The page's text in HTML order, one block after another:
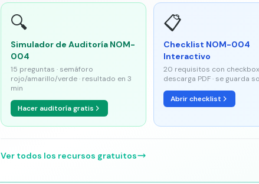
🔍
Simulador de Auditoría NOM-
004
15 preguntas · semáforo
rojo/amarillo/verde · resultado en 3
min
Hacer auditoría gratis
📋
Checklist NOM-004
Interactivo
20 requisitos con
descarga PDF · se guarda
Abrir checklist
Ver todos los recursos gratuitos